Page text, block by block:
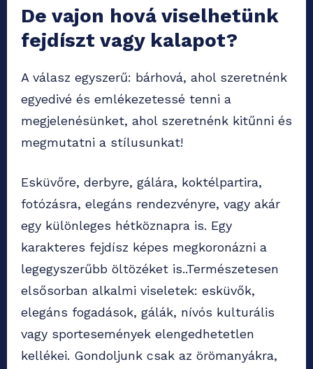
De vajon hová viselhetünk
fejdíszt vagy kalapot?
A válasz egyszerű: bárhová, ahol szeretnénk
egyedivé és emlékezetessé tenni a
megjelenésünket, ahol szeretnénk kitűnni és
megmutatni a stílusunkat!
Esküvőre, derbyre, gálára, koktélpartira,
fotózásra, elegáns rendezvényre, vagy akár
egy különleges hétköznapra is. Egy
karakteres fejdísz képes megkoronázni a
legegyszerűbb öltözéket is..Természetesen
elsősorban alkalmi viseletek: esküvők,
elegáns fogadások, gálák, nívós kulturális
vagy sportesemények elengedhetetlen
kellékei. Gondoljunk csak az örömanyákra,